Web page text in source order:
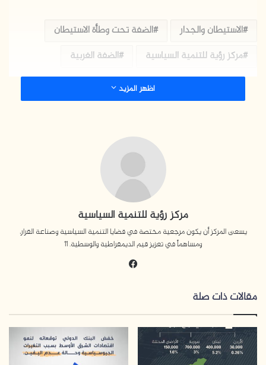
الاستيطان والجدار
الضفة تحت وطأة الاستيطان
مركز رؤية للتنمية السياسية
الضفة الغربية
اظهر المزيد
مركز رؤية للتنمية السياسية
يسعى المركز أن يكون مرجعية مختصة في قضايا التنمية السياسية وصناعة القرار،
ومساهماً في تعزيز قيم الديمقراطية والوسطية. 11
مقالات ذات صلة